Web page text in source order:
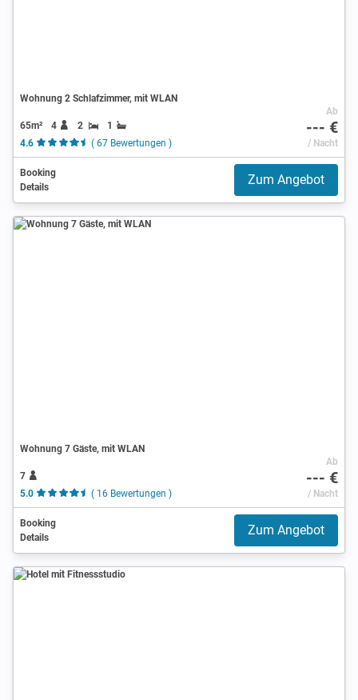
Wohnung 2 Schlafzimmer, mit WLAN
65m² 4 2
1
4.6
( 67 Bewertungen )
Ab
--- €
/ Nacht
Booking
Details
Zum Angebot
Wohnung 7 Gäste, mit WLAN
7
5.0
( 16 Bewertungen )
Ab
--- €
/ Nacht
Booking
Details
Zum Angebot